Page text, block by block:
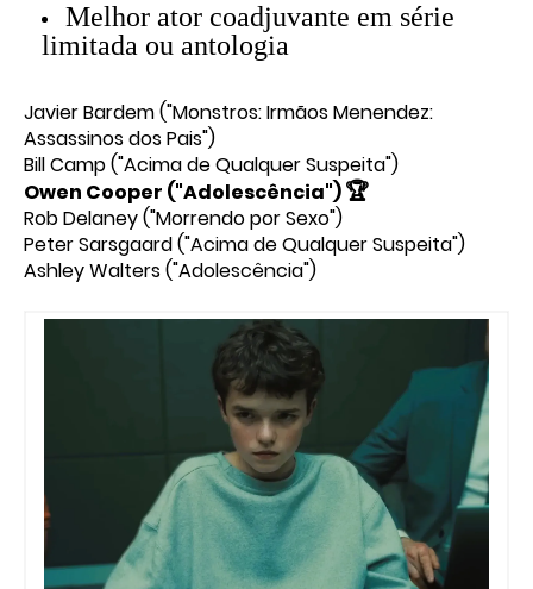
Melhor ator coadjuvante em série
limitada ou antologia
Javier Bardem ("Monstros: Irmãos Menendez:
Assassinos dos Pais")
Bill Camp ("Acima de Qualquer Suspeita")
Owen Cooper ("Adolescência")🏆
Rob Delaney ("Morrendo por Sexo")
Peter Sarsgaard ("Acima de Qualquer Suspeita")
Ashley Walters ("Adolescência")